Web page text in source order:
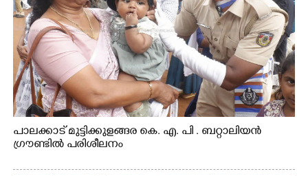
പാലക്കാട് മുട്ടിക്കുളങ്ങര കെ. എ. പി . ബറ്റാലിയൻ
ഗ്രൗണ്ടിൽ പരിശീലനം